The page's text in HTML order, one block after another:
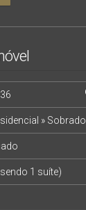
» Sobrado
1 suíte)